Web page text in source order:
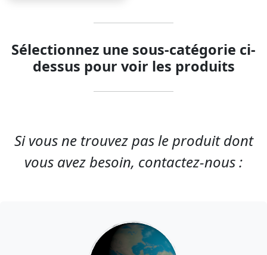
Sélectionnez une sous-catégorie ci-
dessus pour voir les produits
Si vous ne trouvez pas le produit dont
vous avez besoin, contactez-nous :